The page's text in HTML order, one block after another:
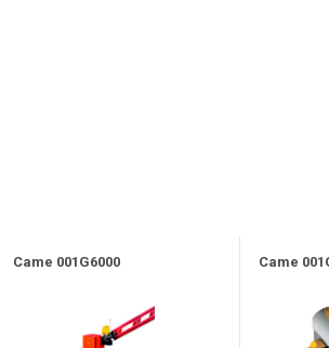
Came 001G6000 Came